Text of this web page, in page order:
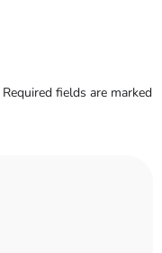
Required fields are marked